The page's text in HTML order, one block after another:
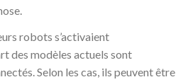
robots s’activaient
des modèles actuels sont
Selon les cas, ils peuvent être